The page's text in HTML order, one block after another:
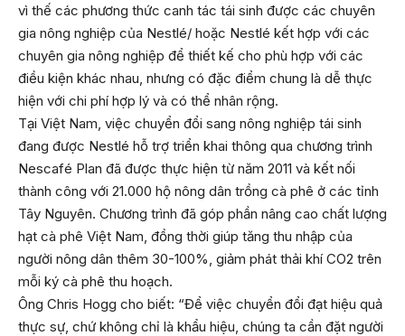
vì thế các phương thức canh tác tái sinh được các chuyên
gia nông nghiệp của Nestlé/ hoặc Nestlé kết hợp với các
chuyên gia nông nghiệp để thiết kế cho phù hợp với các
điều kiện khác nhau, nhưng có đặc điểm chung là dễ thực
hiện với chi phí hợp lý và có thể nhân rộng.
Tại Việt Nam, việc chuyển đổi sang nông nghiệp tái sinh
đang được Nestlé hỗ trợ triển khai thông qua chương trình
Nescafé Plan đã được thực hiện từ năm 2011 và kết nối
thành công với 21.000 hộ nông dân trồng cà phê ở các tỉnh
Tây Nguyên. Chương trình đã góp phần nâng cao chất lượng
hạt cà phê Việt Nam, đồng thời giúp tăng thu nhập của
người nông dân thêm 30-100%, giảm phát thải khí CO2 trên
mỗi ký cà phê thu hoạch.
Ông Chris Hogg cho biết: “Để việc chuyển đổi đạt hiệu quả
thực sự, chứ không chỉ là khẩu hiệu, chúng ta cần đặt người